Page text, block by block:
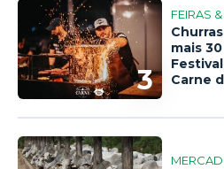
3
FEIRAS
mais
Carne